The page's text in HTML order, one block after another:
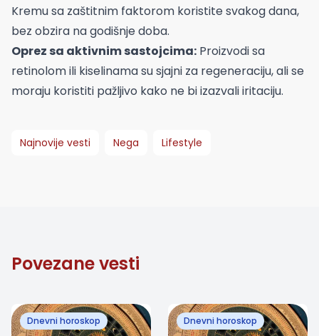
Kremu sa zaštitnim faktorom koristite svakog dana,
bez obzira na godišnje doba.
Oprez sa aktivnim sastojcima: Proizvodi sa
retinolom ili kiselinama su sjajni za regeneraciju, ali se
moraju koristiti pažljivo kako ne bi izazvali iritaciju.
Najnovije vesti Nega Lifestyle
Povezane vesti
Dnevni horoskop Dnevni horoskop